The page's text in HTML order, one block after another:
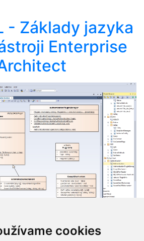
cookies
- Základy jazyka
Enterprise